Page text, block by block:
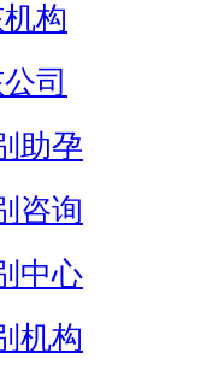
构
司
助孕
咨询
中心
机构